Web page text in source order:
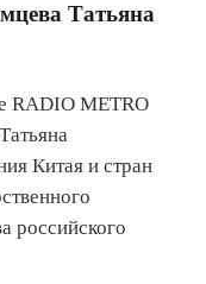
Татьяна
RADIO METRO
Китая и стран
российского